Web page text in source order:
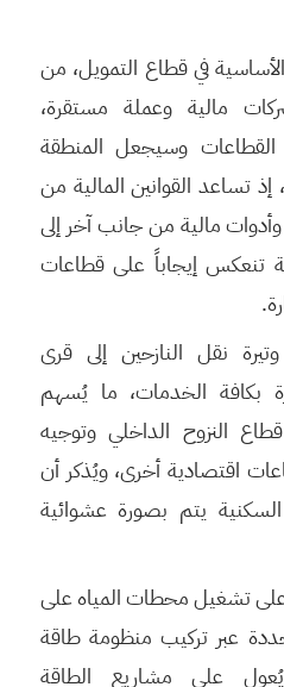
في قطاع التمويل، من
مالية وعملة مستقرة،
وسيجعل المنطقة
تساعد القوانين المالية من
مالية من جانب آخر إلى
تنعكس إيجاباً على قطاعات
نقل النازحين إلى قرى
بكافة الخدمات، ما يُسهم
النزوح الداخلي وتوجيه
اقتصادية أخرى، ويُذكر أن
يتم بصورة عشوائية
على تشغيل محطات المياه على
عبر تركيب منظومة طاقة
على مشاريع الطاقة